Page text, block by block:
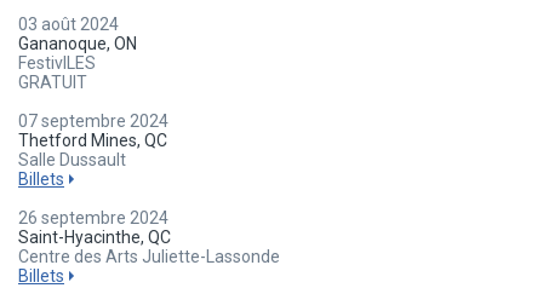
03 août 2024
Gananoque, ON
FestivILES
GRATUIT
07 septembre 2024
Thetford Mines, QC
Salle Dussault
Billets
26 septembre 2024
Saint-Hyacinthe, QC
Centre des Arts Juliette-Lassonde
Billets